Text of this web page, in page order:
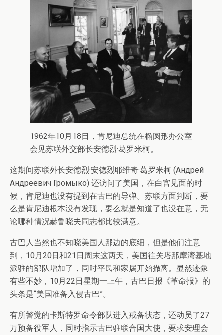
1962年10月18日，肯尼迪总统在椭圆形办公室
会见苏联外交部长安德烈·葛罗米柯。
这期间苏联外长安德烈·安德烈耶维奇·葛罗米柯 (Андрей
Андреевич Громыко) 还访问了美国，在白宫见面的时
候，肯尼迪也没有提到在古巴的导弹。苏联方面判断，要
么是肯尼迪根本没有发现，要么就是知道了也没在意，无
论哪种情况赫鲁晓夫同志都比较满意。
古巴人当然也不知晓美国人那边的底细，但是他们注意
到，10月20日和21日周末这两天，美国往关塔那摩湾基地
派驻的部队增加了，同时平民和家属开始撤离。显然迹象
有些不妙，10月22日星期一上午，古巴日报《革命报》的
头条是“美国准备入侵古巴”。
有所警觉的卡斯特罗命令部队进入戒备状态，还动员了27
万预备役军人，同时指示古巴驻联合国大使，要求安理会